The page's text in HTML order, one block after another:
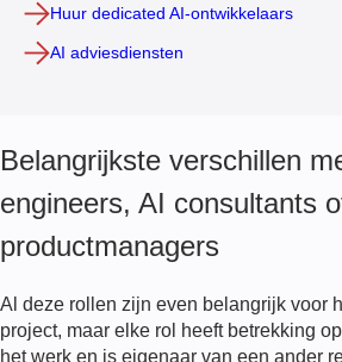
Huur dedicated AI-ontwikkelaars
AI adviesdiensten
Belangrijkste verschillen
engineers, AI consultants
productmanagers
Al deze rollen zijn even belangrijk voor
project, maar elke rol heeft betrekking
het werk en is eigenaar van een ander